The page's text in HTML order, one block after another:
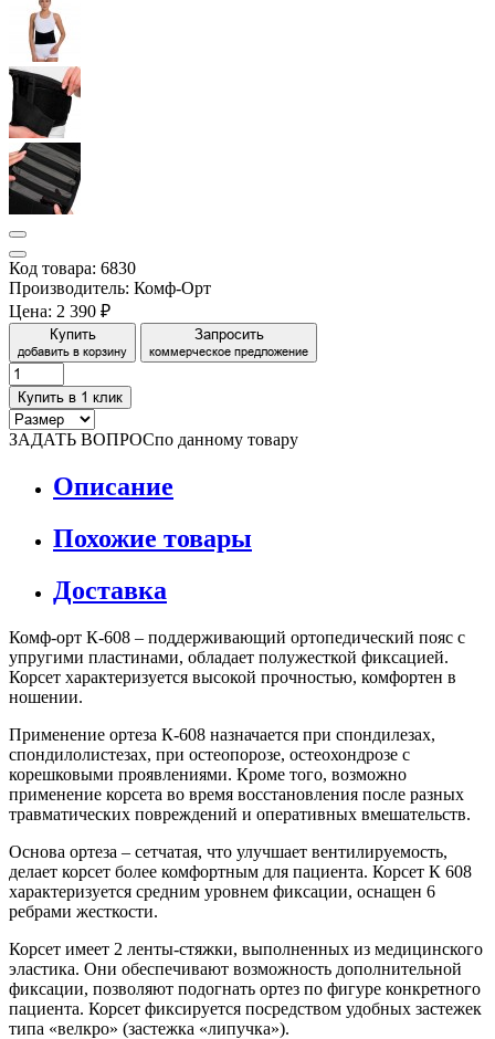
Код товара: 6830
Производитель: Комф-Орт
Цена: 2 390 ₽
Купить
добавить в корзину
Запросить
коммерческое предложение
Купить в 1 клик
ЗАДАТЬ ВОПРОСпо данному товару
Описание
Похожие товары
Доставка
Комф-орт К-608 – поддерживающий ортопедический пояс с
упругими пластинами, обладает полужесткой фиксацией.
Корсет характеризуется высокой прочностью, комфортен в
ношении.
Применение ортеза К-608 назначается при спондилезах,
спондилолистезах, при остеопорозе, остеохондрозе с
корешковыми проявлениями. Кроме того, возможно
применение корсета во время восстановления после разных
травматических повреждений и оперативных вмешательств.
Основа ортеза – сетчатая, что улучшает вентилируемость,
делает корсет более комфортным для пациента. Корсет К 608
характеризуется средним уровнем фиксации, оснащен 6
ребрами жесткости.
Корсет имеет 2 ленты-стяжки, выполненных из медицинского
эластика. Они обеспечивают возможность дополнительной
фиксации, позволяют подогнать ортез по фигуре конкретного
пациента. Корсет фиксируется посредством удобных застежек
типа «велкро» (застежка «липучка»).